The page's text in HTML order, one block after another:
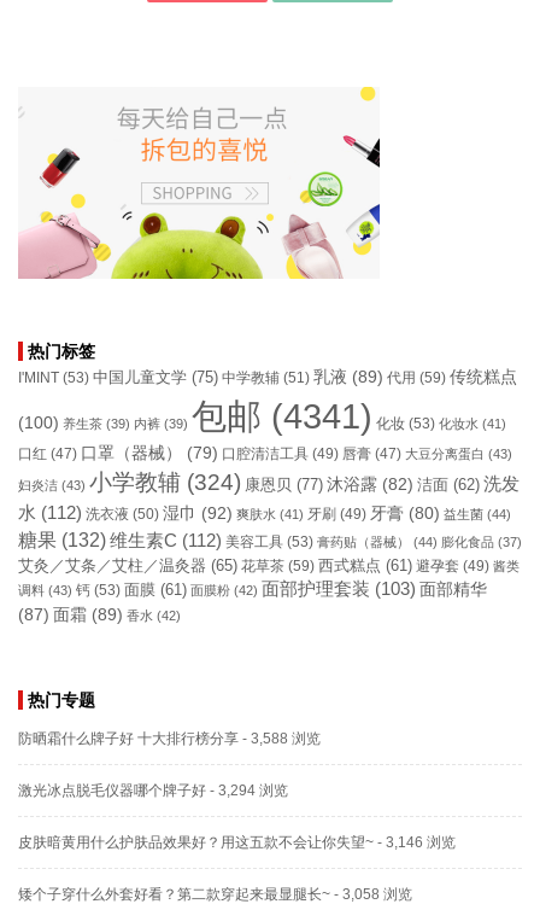
热门标签
I'MINT (53) 中国儿童文学 (75) 中学教辅 (51) 乳液 (89) 代用 (59) 传统糕点
(100) 养生茶 (39) 内裤 (39) 包邮 (4341) 化妆 (53) 化妆水 (41)
口红 (47) 口罩（器械） (79) 口腔清洁工具 (49) 唇膏 (47) 大豆分离蛋白 (43)
妇炎洁 (43) 小学教辅 (324) 康恩贝 (77) 沐浴露 (82) 洁面 (62) 洗发
水 (112) 洗衣液 (50) 湿巾 (92) 爽肤水 (41) 牙刷 (49) 牙膏 (80) 益生菌 (44)
糖果 (132)维生素C (112) 美容工具 (53) 膏药贴（器械） (44) 膨化食品 (37)
艾灸／艾条／艾柱／温灸器 (65) 花草茶 (59) 西式糕点 (61) 避孕套 (49) 酱类
调料 (43) 钙 (53) 面膜 (61) 面膜粉 (42) 面部护理套装 (103) 面部精华
(87) 面霜 (89) 香水 (42)
热门专题
防晒霜什么牌子好 十大排行榜分享 - 3,588 浏览
激光冰点脱毛仪器哪个牌子好 - 3,294 浏览
皮肤暗黄用什么护肤品效果好？用这五款不会让你失望~ - 3,146 浏览
矮个子穿什么外套好看？第二款穿起来最显腿长~ - 3,058 浏览